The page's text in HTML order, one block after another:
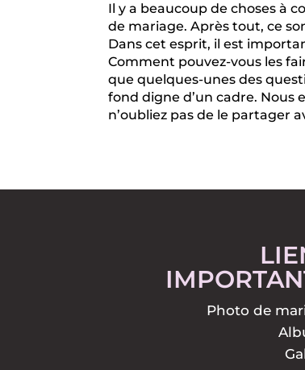
Il y a beaucoup de choses à
de mariage. Après tout, ce
Dans cet esprit, il est
Comment pouvez-vous les
que quelques-unes des
fond digne d’un cadre. Nous
n’oubliez pas de le partager
Photo de